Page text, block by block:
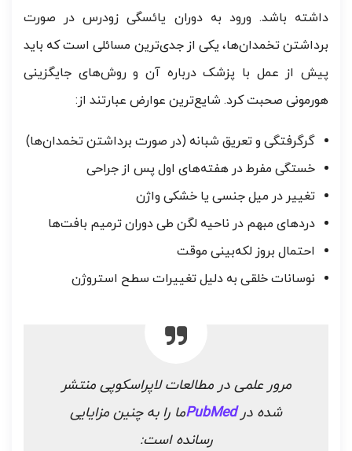
داشته باشد. ورود به دوران یائسگی زودرس در صورت
برداشتن تخمدان‌ها، یکی از جدی‌ترین مسائلی است که باید
پیش از عمل با پزشک درباره آن و روش‌های جایگزینی
هورمونی صحبت کرد. شایع‌ترین عوارض عبارتند از:
گرگرفتگی و تعریق شبانه (در صورت برداشتن تخمدان‌ها)
خستگی مفرط در هفته‌های اول پس از جراحی
تغییر در میل جنسی یا خشکی واژن
دردهای مبهم در ناحیه لگن طی دوران ترمیم بافت‌ها
احتمال بروز لکه‌بینی موقت
نوسانات خلقی به دلیل تغییرات سطح استروژن
مرور علمی در مطالعات لاپراسکوپی منتشر
شده درPubMedما را به چنین مزایایی
رسانده است: